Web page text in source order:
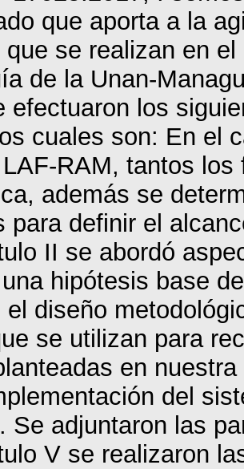
que aporta a la
se realizan en
de la Unan-
efectuaron los
cuales son: En el
RAM, tantos
además se
para definir el
II se abordó
hipótesis base
el diseño
se utilizan para
en
del
Se adjuntaron las
V se realizaron